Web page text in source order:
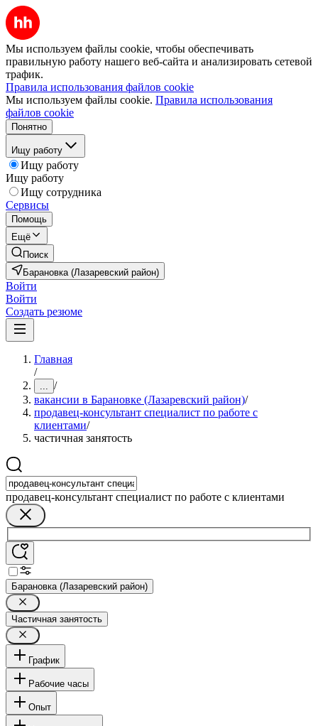
Мы используем файлы cookie, чтобы обеспечивать
правильную работу нашего веб-сайта и анализировать сетевой
трафик.
Правила использования файлов cookie
Мы используем файлы cookie. Правила использования
файлов cookie
Понятно
Ищу работу
Ищу работу
Ищу работу
Ищу сотрудника
Сервисы
Помощь
Ещё
Поиск
Барановка (Лазаревский район)
Войти
Войти
Создать резюме
Главная
/
... /
вакансии в Барановке (Лазаревский район)/
продавец-консультант специалист по работе с
клиентами/
частичная занятость
продавец-консультант специалист по работе с клиентами
Барановка (Лазаревский район)
Частичная занятость
График
Рабочие часы
Опыт